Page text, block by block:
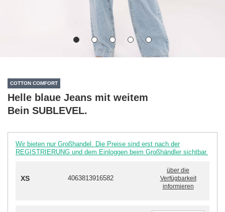
COTTON COMFORT
Helle blaue Jeans mit weitem
Bein SUBLEVEL.
Wir bieten nur Großhandel. Die Preise sind erst nach der
REGISTRIERUNG und dem Einloggen beim Großhändler sichtbar.
XS 4063813916582
über die
Verfügbarkeit
informieren